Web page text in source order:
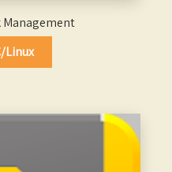
Management
Linux